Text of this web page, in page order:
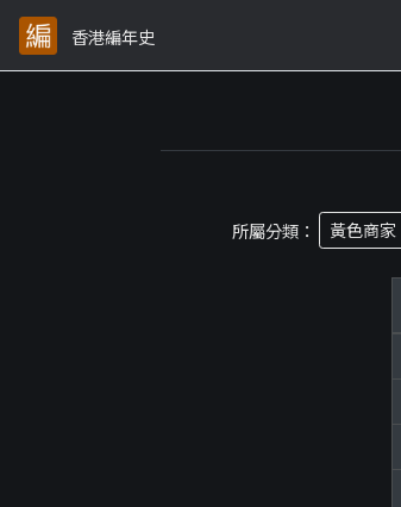
香港編年史
所屬分類：
黃色商家